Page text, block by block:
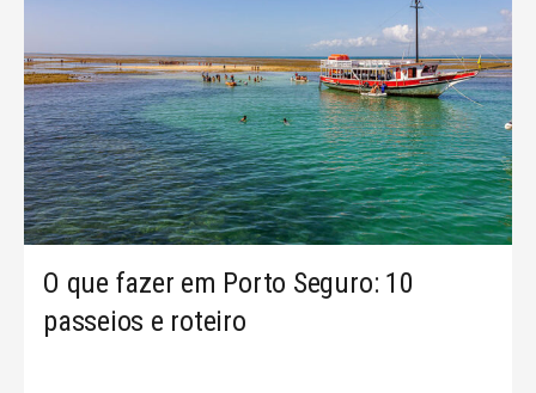
O que fazer em Porto Seguro: 10
passeios e roteiro